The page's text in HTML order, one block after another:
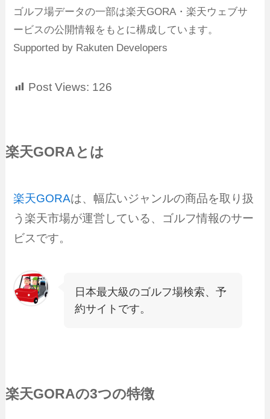
ゴルフ場データの一部は楽天GORA・楽天ウェブサ
ービスの公開情報をもとに構成しています。
Supported by Rakuten Developers
Post Views: 126
楽天GORAとは
楽天GORAは、幅広いジャンルの商品を取り扱
う楽天市場が運営している、ゴルフ情報のサー
ビスです。
日本最大級のゴルフ場検索、予
約サイトです。
楽天GORAの3つの特徴